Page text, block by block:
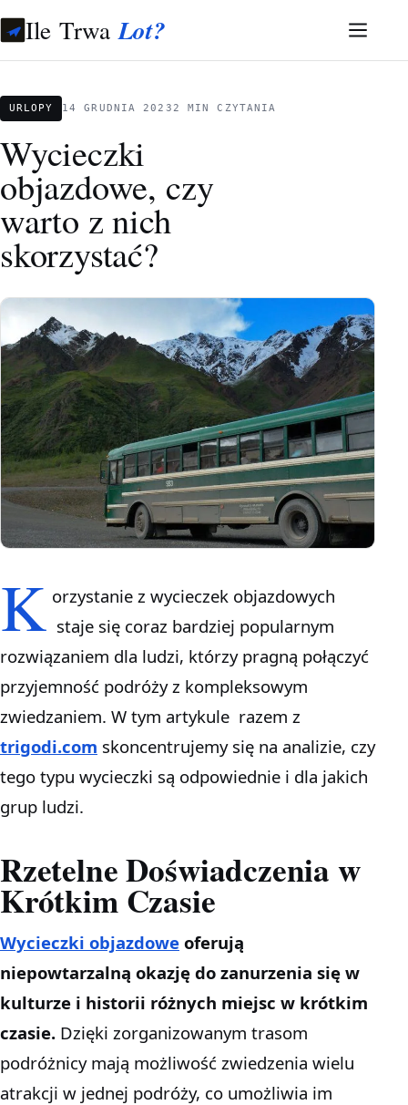
Ile TrwaLot?
URLOPY 14 GRUDNIA 20232 MIN CZYTANIA
Wycieczki
objazdowe, czy
warto z nich
skorzystać?
K orzystanie z wycieczek objazdowych
staje się coraz bardziej popularnym
rozwiązaniem dla ludzi, którzy pragną połączyć
przyjemność podróży z kompleksowym
zwiedzaniem. W tym artykule razem z
trigodi.com skoncentrujemy się na analizie, czy
tego typu wycieczki są odpowiednie i dla jakich
grup ludzi.
Rzetelne Doświadczenia w
Krótkim Czasie
Wycieczki objazdowe oferują
niepowtarzalną okazję do zanurzenia się w
kulturze i historii różnych miejsc w krótkim
czasie. Dzięki zorganizowanym trasom
podróżnicy mają możliwość zwiedzenia wielu
atrakcji w jednej podróży, co umożliwia im